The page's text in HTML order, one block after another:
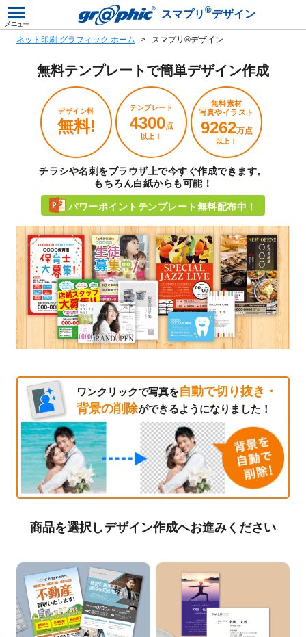
スマプリ ®デザイン
ネット印刷 グラフィック ホーム スマプリ®デザイン
無料テンプレートで簡単デザイン作成
デザイン料
無料!
テンプレート
4300点
以上！
無料素材
写真やイラスト
9262万点
以上！
チラシや名刺をブラウザ上で今すぐ作成できます。
もちろん白紙からも可能！
パワーポイントテンプレート無料配布中！
ワンクリックで写真を自動で切り抜き・
背景の削除ができるようになりました！
商品を選択しデザイン作成へお進みください